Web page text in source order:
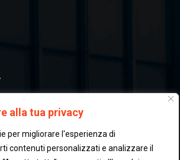
alla tua privacy
per migliorare l'esperienza di
contenuti personalizzati e analizzare il